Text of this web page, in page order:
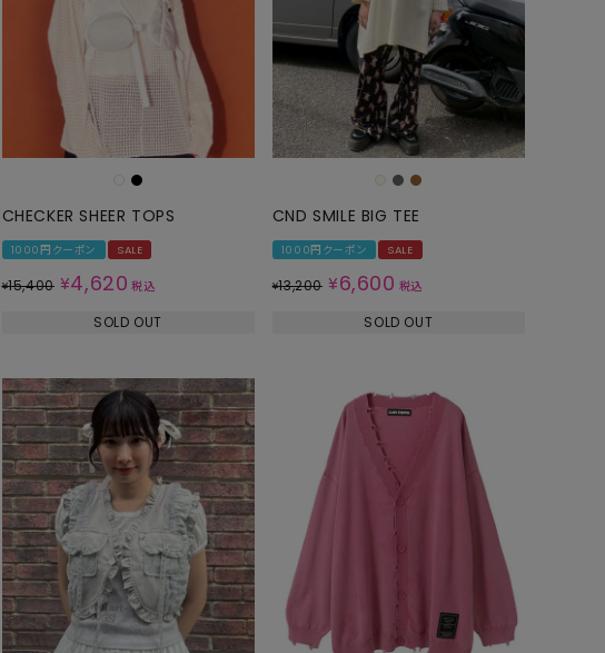
CHECKER SHEER TOPS
1000円クーポン SALE
¥15,400 ¥4,620 税込
SOLD OUT
CND SMILE BIG TEE
1000円クーポン SALE
¥13,200 ¥6,600 税込
SOLD OUT